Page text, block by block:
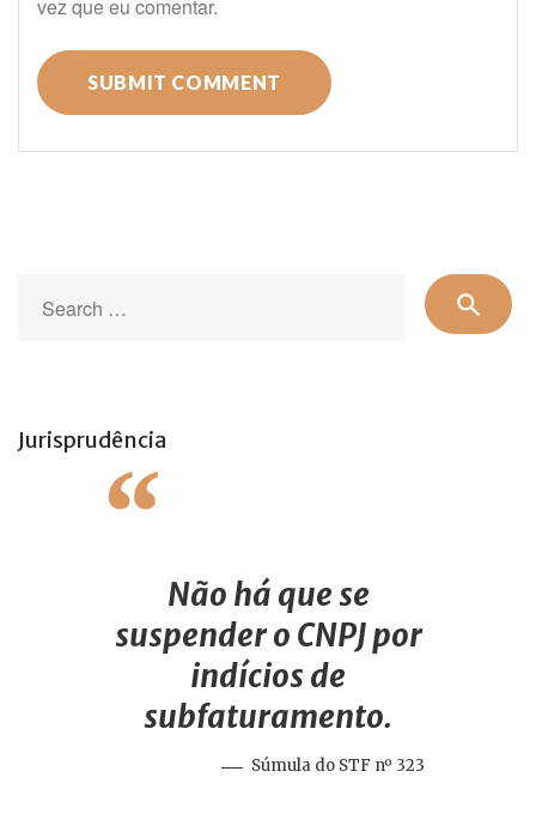
vez que eu comentar.
for:
search
Jurisprudência
Não há que se
suspender o CNPJ por
indícios de
subfaturamento.
Súmula do STF nº 323